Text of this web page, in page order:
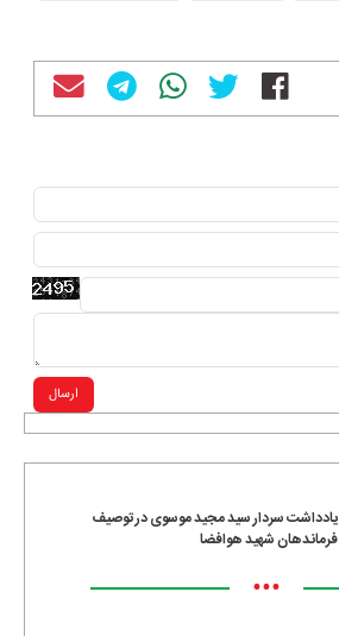
یادداشت سردار سید مجید موسوی در توصیف
فرماندهان شهید هوافضا
•••
ارسال